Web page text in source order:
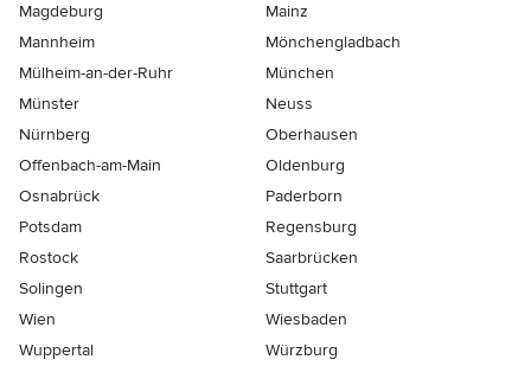
Magdeburg
Mainz
Mannheim
Mönchen­gladbach
Mülheim-an-der-Ruhr
München
Münster
Neuss
Nürnberg
Oberhausen
Offenbach-am-Main
Oldenburg
Osnabrück
Paderborn
Potsdam
Regensburg
Rostock
Saarbrücken
Solingen
Stuttgart
Wien
Wiesbaden
Wuppertal
Würzburg